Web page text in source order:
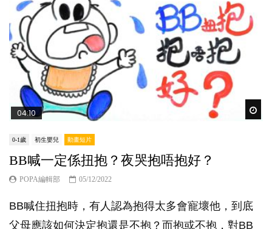
04:10
0-1歲 初生嬰兒 動畫短片
BB喊一定係扭抱？夜哭抱唔抱好？
POPA編輯部 05/12/2022
BB喊住扭抱時，有人認為抱得太多會寵壞他，到底
父母應該如何決定抱還是不抱？而抱或不抱，對BB